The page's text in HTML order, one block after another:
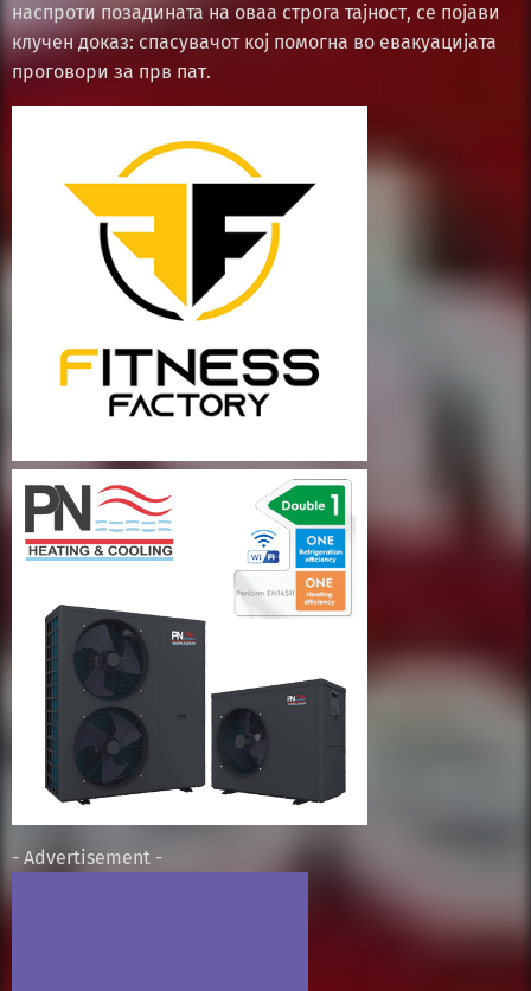
наспроти позадината на оваа строга тајност, се појави
клучен доказ: спасувачот кој помогна во евакуацијата
проговори за прв пат.
- Advertisement -